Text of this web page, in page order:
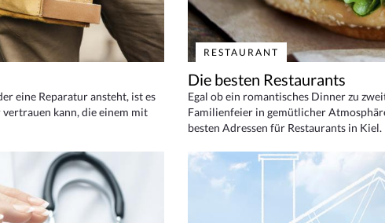
eine Reparatur ansteht, ist es
kann, die einem mit
RESTAURANT
Die besten Restaurants
Egal ob ein romantisches Dinner zu
Familienfeier in gemütlicher
besten Adressen für Restaurants in Kiel.